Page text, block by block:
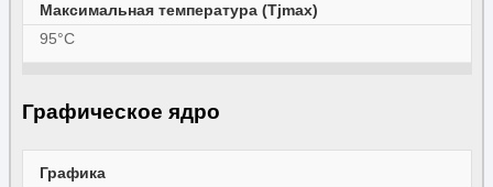
Максимальная температура (Tjmax)
95°C
Графическое ядро
Графика